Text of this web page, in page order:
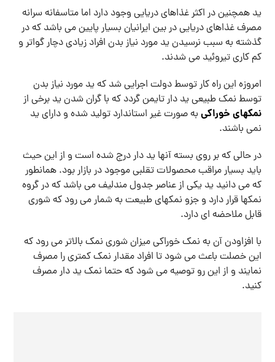
ید همچنین در اکثر غذاهای دریایی وجود دارد اما متاسفانه سرانه
مصرف غذاهای دریایی در بین ایرانیان بسیار پایین می باشد که در
گذشته به سبب نرسیدن ید مورد نیاز بدن افراد زیادی دچار گواتر و
کم کاری تیروئید می شدند.
امروزه این راه کار توسط دولت اجرایی شد که ید مورد نیاز بدن
توسط نمک طبیعی ید دار تایمن گردد که با گران شدن ید برخی از
نمکهای خوراکی به صورت غیر استاندارد تولید شده و دارای ید
نمی باشند.
در حالی که بر روی بسته آنها ید دار درج شده است و از این حیث
باید بسیار مراقب محصولات تقلبی موجود در بازار بود. همانطور
که می دانید ید یکی از عناصر جدول مندلیف می باشد که در گروه
نمکها قرار دارد و جزو نمکهای طبیعت به شمار می رود که شوری
قابل ملاحضه ای دارد.
با افزاودن آن به نمک خوراکی میزان شوری نمک بالاتر می رود که
این خصلت باعث می شود تا افراد مقدار نمک کمتری را مصرف
نمایند و از این رو توصیه می شود که حتما نمک ید دار مصرف
کنید.